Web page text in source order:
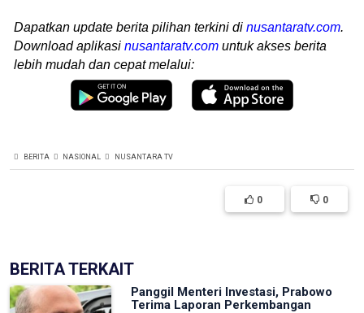
Dapatkan update berita pilihan terkini di nusantaratv.com.
Download aplikasi nusantaratv.com untuk akses berita
lebih mudah dan cepat melalui:
BERITA NASIONAL NUSANTARA TV
0 0
BERITA TERKAIT
Panggil Menteri Investasi, Prabowo
Terima Laporan Perkembangan